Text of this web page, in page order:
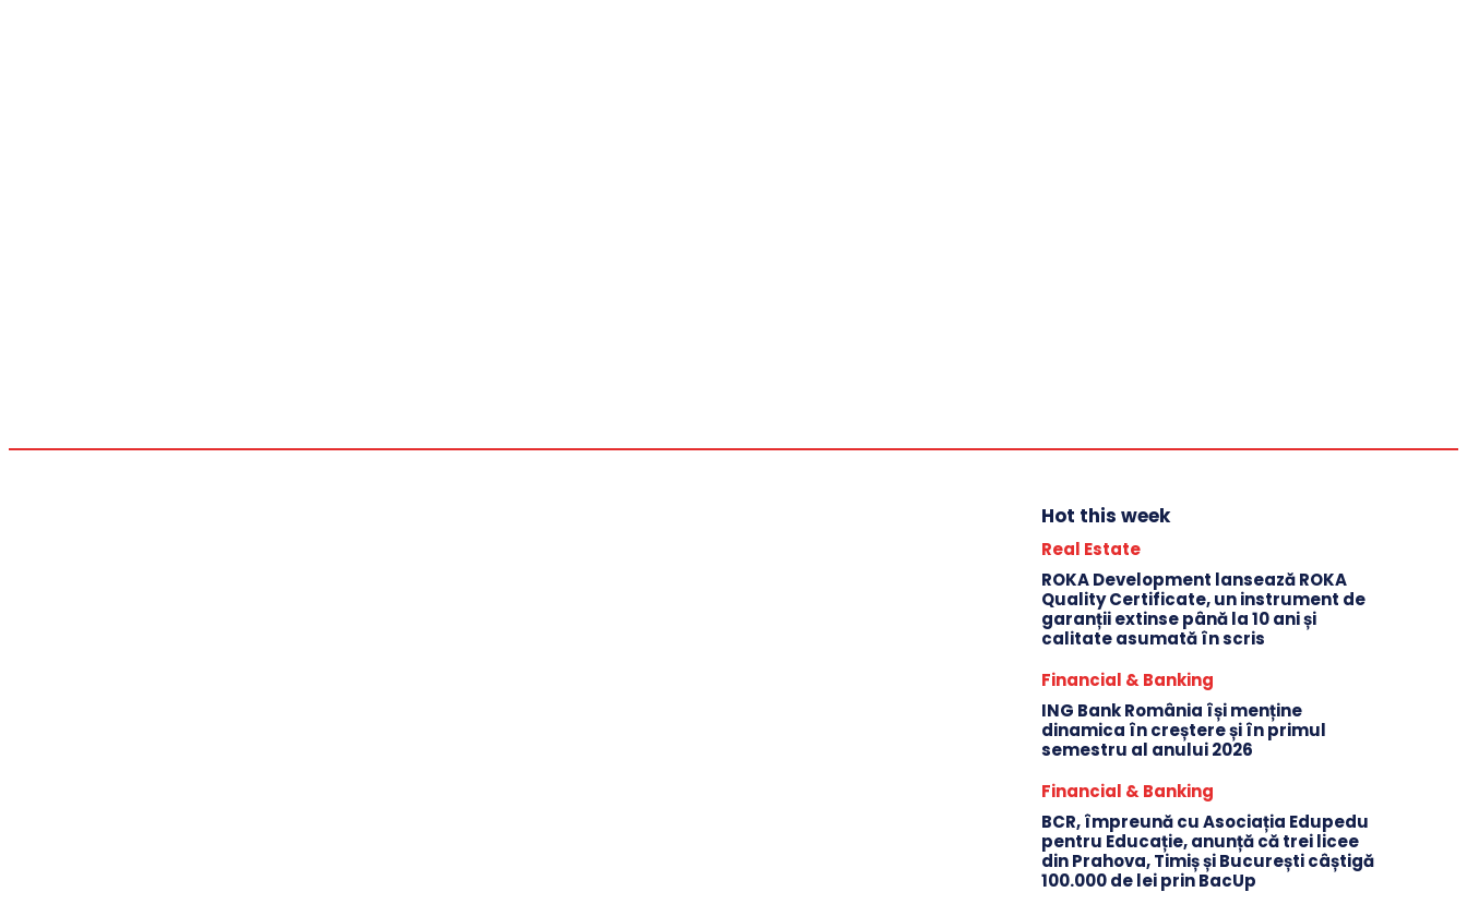
Hot this week
Real Estate
ROKA Development lansează ROKA
Quality Certificate, un instrument de
garanții extinse până la 10 ani și
calitate asumată în scris
Financial & Banking
ING Bank România își menține
dinamica în creștere și în primul
semestru al anului 2026
Financial & Banking
BCR, împreună cu Asociația Edupedu
pentru Educație, anunță că trei licee
din Prahova, Timiș și București câștigă
100.000 de lei prin BacUp